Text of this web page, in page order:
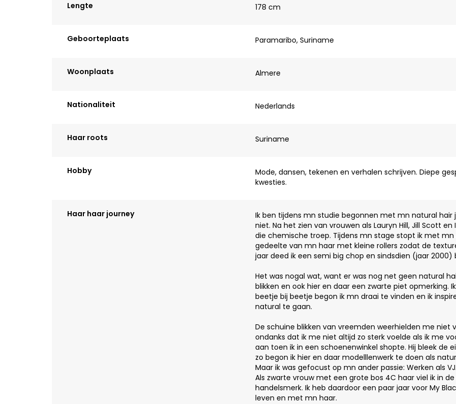
Lengte 178 cm
Geboorteplaats Paramaribo, Suriname
Woonplaats Almere
Nationaliteit Nederlands
Haar roots Suriname
Hobby
Mode, dansen, tekenen en verhalen schrijven. Diepe
kwesties.
Haar haar journey
Ik ben tijdens mn studie begonnen met mn natural hair
niet. Na het zien van vrouwen als Lauryn Hill, Jill Scott
die chemische troep. Tijdens mn stage stopt ik met
gedeelte van mn haar met kleine rollers zodat de
jaar deed ik een semi big chop en sindsdien (jaar 2000)
Het was nogal wat, want er was nog net geen natural
blikken en ook hier en daar een zwarte piet opmerking.
beetje bij beetje begon ik mn draai te vinden en ik
natural te gaan.
De schuine blikken van vreemden weerhielden me niet
ondanks dat ik me niet altijd zo sterk voelde als ik me
aan toen ik in een schoenenwinkel shopte. Hij bleek de
zo begon ik hier en daar modelllenwerk te doen als
Maar ik was gefocust op mn ander passie: Werken als VJ.
Als zwarte vrouw met een grote bos 4C haar viel ik in
handelsmerk. Ik heb daardoor een paar jaar voor My
leven en met mn haar.